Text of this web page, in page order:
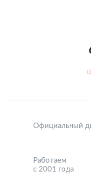
Официальный
Работаем
с 2001 года